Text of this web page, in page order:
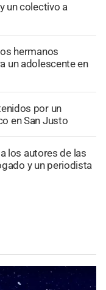
un colectivo a
hermanos
un adolescente en
por un
en San Justo
los autores de las
y un periodista